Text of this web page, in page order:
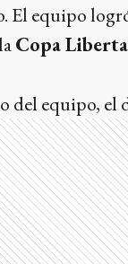
El equipo
Copa
del equipo,